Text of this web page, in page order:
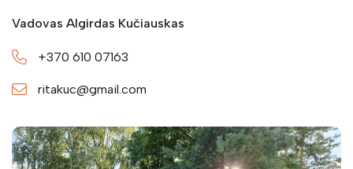
Moterų vokalinis ansamblis IEVA ir instrumentinė
grupė
Liaudiškos muzikos kapela LIEPUPIS
Humoro grupė BOBŲ RADIJAS
Vadovas Algirdas Kučiauskas
+370 610 07163
ritakuc@gmail.com